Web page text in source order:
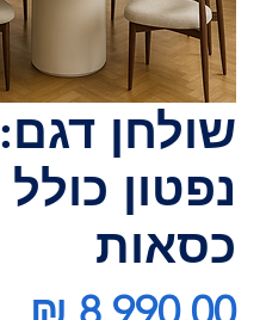
שולחן דגם:
כסאות